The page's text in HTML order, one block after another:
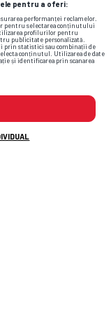
pentru a oferi:
performanței reclamelor.
pentru selectarea conținutului
profilurilor pentru
publicitate personalizată.
prin statistici sau combinații de
conținutul. Utilizarea de date
și identificarea prin scanarea